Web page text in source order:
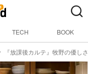
TECH BOOK
『放課後カルテ』牧野の優しさ